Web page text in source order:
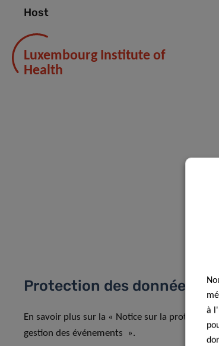
Host
Luxembourg Institute of
Health
Protection des données
En savoir plus sur la « Notice sur la protection
gestion des événements ».
à